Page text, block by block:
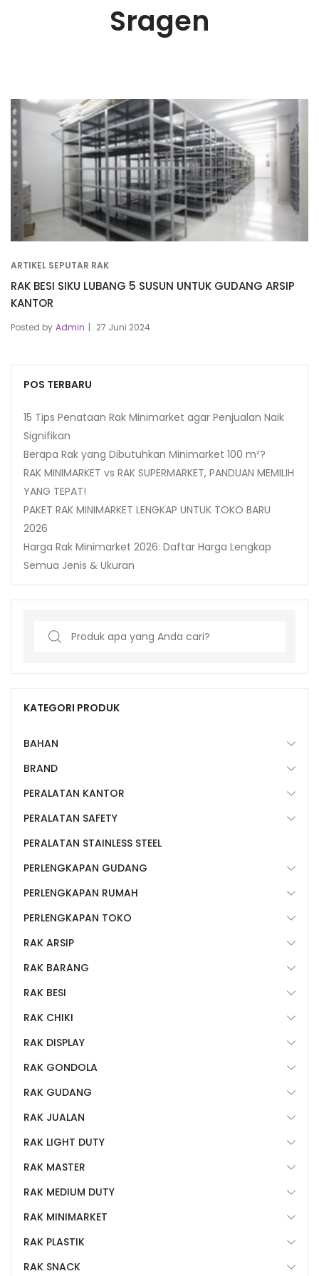
Sragen
ARTIKEL SEPUTAR RAK
RAK BESI SIKU LUBANG 5 SUSUN UNTUK GUDANG ARSIP
KANTOR
Posted by Admin 27 Juni 2024
POS TERBARU
15 Tips Penataan Rak Minimarket agar Penjualan Naik
Signifikan
Berapa Rak yang Dibutuhkan Minimarket 100 m²?
RAK MINIMARKET vs RAK SUPERMARKET, PANDUAN MEMILIH
YANG TEPAT!
PAKET RAK MINIMARKET LENGKAP UNTUK TOKO BARU
2026
Harga Rak Minimarket 2026: Daftar Harga Lengkap
Semua Jenis & Ukuran
Search
KATEGORI PRODUK
BAHAN
BRAND
PERALATAN KANTOR
PERALATAN SAFETY
PERALATAN STAINLESS STEEL
PERLENGKAPAN GUDANG
PERLENGKAPAN RUMAH
PERLENGKAPAN TOKO
RAK ARSIP
RAK BARANG
RAK BESI
RAK CHIKI
RAK DISPLAY
RAK GONDOLA
RAK GUDANG
RAK JUALAN
RAK LIGHT DUTY
RAK MASTER
RAK MEDIUM DUTY
RAK MINIMARKET
RAK PLASTIK
RAK SNACK